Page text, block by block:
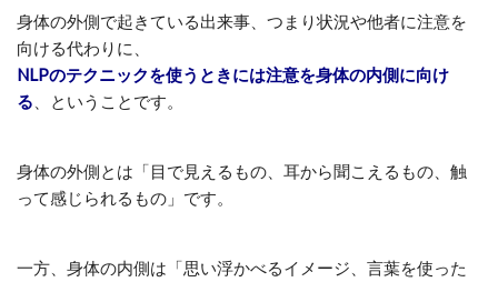
身体の外側で起きている出来事、つまり状況や他者に注意を
向ける代わりに、
NLPのテクニックを使うときには注意を身体の内側に向け
る 、ということです。
身体の外側とは「目で見えるもの、耳から聞こえるもの、触
って感じられるもの」です。
一方、身体の内側は「思い浮かべるイメージ、言葉を使った